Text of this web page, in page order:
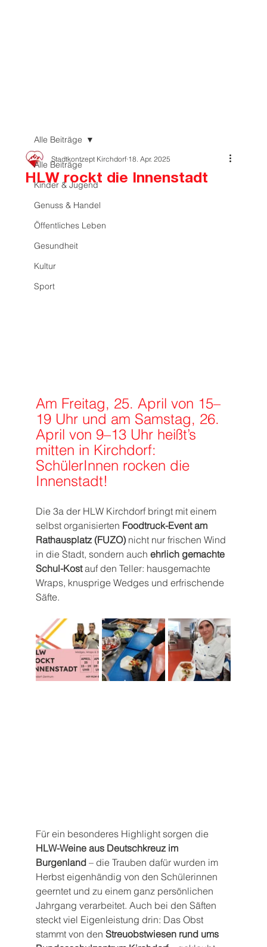
Alle Beiträge
Kinder & Jugend
Genuss & Handel
Öffentliches Leben
Gesundheit
Kultur
Sport
Alle Beiträge
HLW rockt die Innenstadt
Stadtkontzept Kirchdorf 18. Apr. 2025
Am Freitag, 25. April von 15–
19 Uhr und am Samstag, 26.
April von 9–13 Uhr heißt’s
mitten in Kirchdorf:
SchülerInnen rocken die
Innenstadt!
Die 3a der HLW Kirchdorf bringt mit einem
selbst organisierten Foodtruck-Event am
Rathausplatz (FUZO) nicht nur frischen Wind
in die Stadt, sondern auch ehrlich gemachte
Schul-Kost auf den Teller: hausgemachte
Wraps, knusprige Wedges und erfrischende
Säfte.
Für ein besonderes Highlight sorgen die
HLW-Weine aus Deutschkreuz im
Burgenland – die Trauben dafür wurden im
Herbst eigenhändig von den Schülerinnen
geerntet und zu einem ganz persönlichen
Jahrgang verarbeitet. Auch bei den Säften
steckt viel Eigenleistung drin: Das Obst
stammt von den Streuobstwiesen rund ums